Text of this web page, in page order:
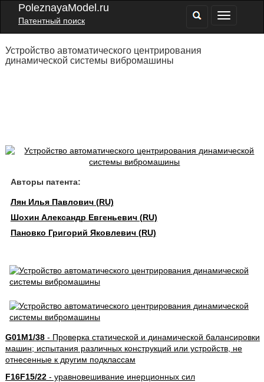
PoleznayaModel.ru
Патентный поиск
Устройство автоматического центрирования
динамической системы вибромашины
Авторы патента:
Лян Илья Павлович (RU)
Шохин Александр Евгеньевич (RU)
Пановко Григорий Яковлевич (RU)
G01M1/38- Проверка статической и динамической балансировки
машин; испытания различных конструкций или устройств, не
отнесенные к другим подклассам
F16F15/22- уравновешивание инерционных сил